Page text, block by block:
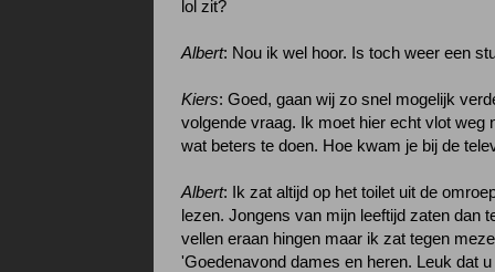
lol zit?
Albert: Nou ik wel hoor. Is toch weer een
Kiers: Goed, gaan wij zo snel mogelijk
volgende vraag. Ik moet hier echt vlot weg
wat beters te doen. Hoe kwam je bij de
Albert: Ik zat altijd op het toilet uit de
lezen. Jongens van mijn leeftijd zaten dan
vellen eraan hingen maar ik zat tegen
'Goedenavond dames en heren. Leuk dat